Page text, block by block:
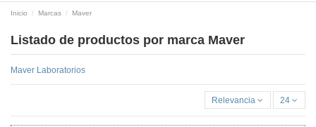
Inicio Marcas Maver
Listado de productos por marca Maver
Maver Laboratorios
Relevancia 24